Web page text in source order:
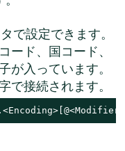
で設定できます。
ード、国コード、
が入っています。
で接続されます。